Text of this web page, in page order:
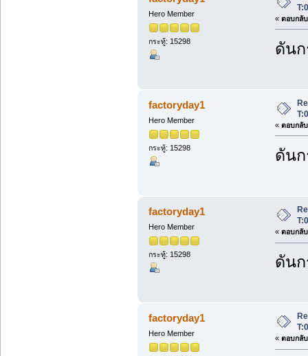
Hero Member
กระทู้: 15298
« ตอบกลั
ดัน
factoryday1
Hero Member
กระทู้: 15298
« ตอบกลั
ดัน
factoryday1
Hero Member
กระทู้: 15298
« ตอบกลั
ดัน
factoryday1
Hero Member
« ตอบกลั